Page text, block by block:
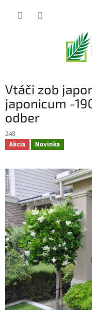
Vtáči zob
japonicum -
odber
248
Akcia Novinka